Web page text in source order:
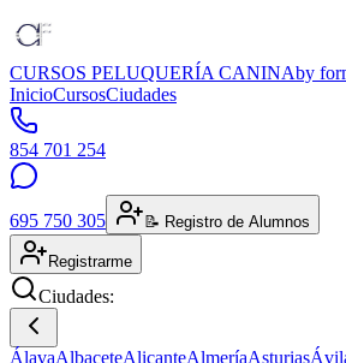
CURSOS PELUQUERÍA CANINAby
InicioCursosCiudades
854 701 254
695 750 305 📝 Registro de Alumnos
Registrarme
Ciudades:
ÁlavaAlbaceteAlicanteAlmeríaAsturias